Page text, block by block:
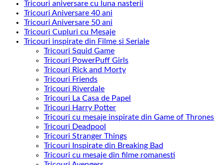
Tricouri aniversare cu luna nasterii
Tricouri Aniversare 40 ani
Tricouri Aniversare 50 ani
Tricouri Cupluri cu Mesaje
Tricouri inspirate din Filme si Seriale
Tricouri Squid Game
Tricouri PowerPuff Girls
Tricouri Rick and Morty
Tricouri Friends
Tricouri Riverdale
Tricouri La Casa de Papel
Tricouri Harry Potter
Tricouri cu mesaje inspirate din Game of Thrones
Tricouri Deadpool
Tricouri Stranger Things
Tricouri Inspirate din Breaking Bad
Tricouri cu mesaje din filme romanesti